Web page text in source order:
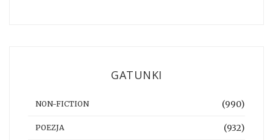
GATUNKI
NON-FICTION (990)
POEZJA (932)